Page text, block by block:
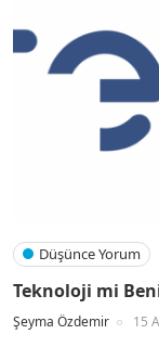
Düşünce Yorum
Teknoloji mi
Şeyma Özdemir 15